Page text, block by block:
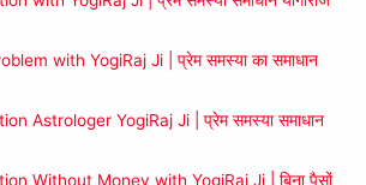
with YogiRaj Ji | प्रेम समस्या का समाधान
Astrologer YogiRaj Ji | प्रेम समस्या समाधान
Without Money with YogiRaj Ji | बिना पैसों